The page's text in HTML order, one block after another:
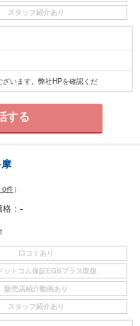
スタッフ紹介あり
います。弊社HPを確認くだ
する
0件）
格 -
口コミあり
ットコム保証EGSプラス取扱
販売店紹介動画あり
スタッフ紹介あり